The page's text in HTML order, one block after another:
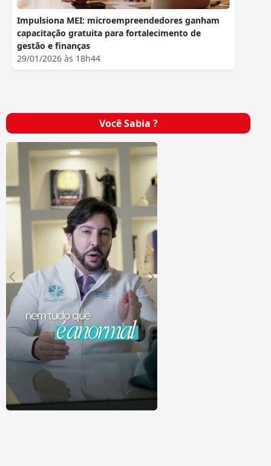
Impulsiona MEI: microempreendedores ganham
capacitação gratuita para fortalecimento de
gestão e finanças
29/01/2026 às 18h44
Você Sabia ?